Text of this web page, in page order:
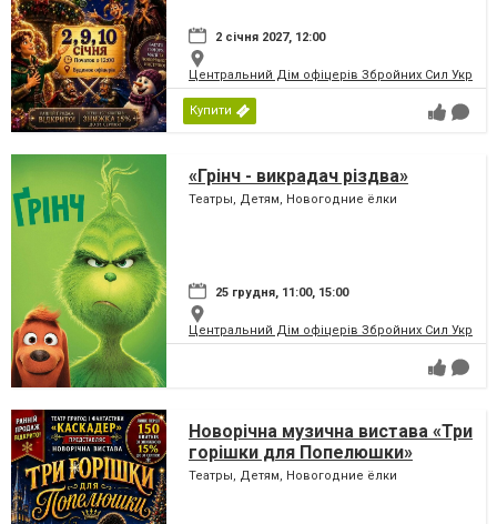
2 січня 2027, 12:00
Центральний Дім офіцерів Збройних Сил
Купити
«Грінч - викрадач різдва»
Театры, Детям, Новогодние ёлки
25 грудня, 11:00, 15:00
Центральний Дім офіцерів Збройних Сил
Новорічна музична вистава «Три
горішки для Попелюшки»
Театры, Детям, Новогодние ёлки